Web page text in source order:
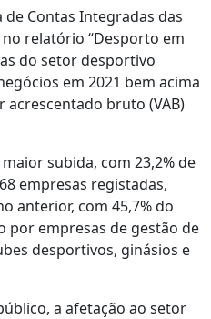
Contas Integradas das
relatório “Desporto em
do setor desportivo
em 2021 bem acima
bruto (VAB)
subida, com 23,2% de
empresas registadas,
anterior, com 45,7% do
por empresas de gestão de
desportivos, ginásios e
a afetação ao setor